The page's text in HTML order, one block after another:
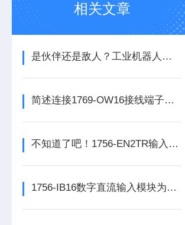
相关文章
是伙伴还是敌人？工业机器人的未来之路
简述连接1769-OW16接线端子所需要注意的事项
不知道了吧！1756-EN2TR输入模块是数控系统动力的保障
1756-IB16数字直流输入模块为整个自动化系统提供精准的数据支撑